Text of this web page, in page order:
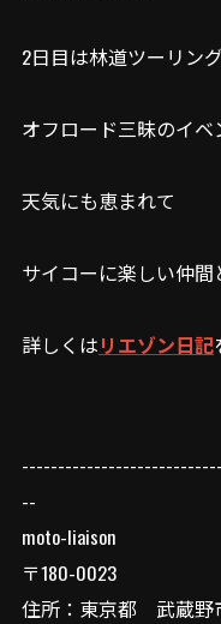
2日目は林道ツーリン
オフロード三昧のイベ
天気にも恵まれて
サイコーに楽しい仲間
詳しくはリエゾン日記
--
moto-liaison
〒180-0023
住所：東京都 武蔵